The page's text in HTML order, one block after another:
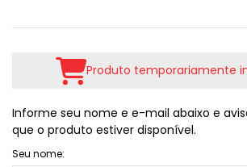
Produto temporariamente
Informe seu nome e e-mail abaixo e
que o produto estiver disponível.
Seu nome: